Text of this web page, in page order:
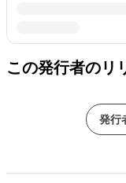
この発行者のリ
発行